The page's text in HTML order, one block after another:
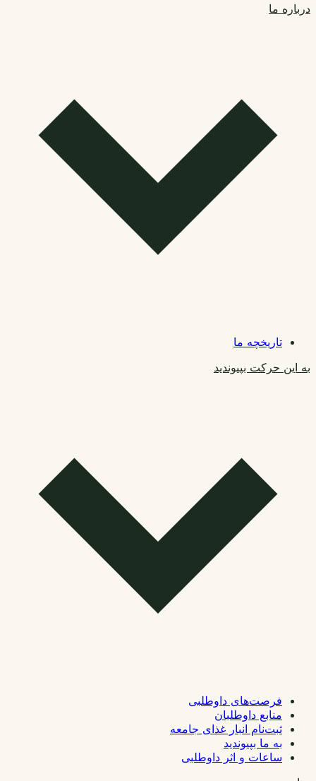
درباره ما
تاریخچه ما
به این حرکت بپیوندید
فرصت‌های داوطلبی
منابع داوطلبان
ثبت‌نام انبار غذای جامعه
به ما بپیوندید
ساعات و اثر داوطلبی